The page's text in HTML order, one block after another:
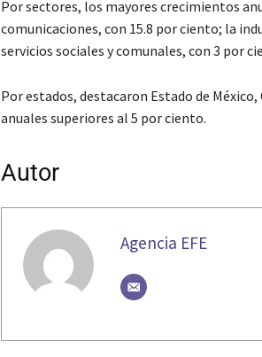
Por sectores, los mayores crecimientos
comunicaciones, con 15.8 por ciento; la
servicios sociales y comunales, con 3 por
Por estados, destacaron Estado de
anuales superiores al 5 por ciento.
Autor
Agencia EFE